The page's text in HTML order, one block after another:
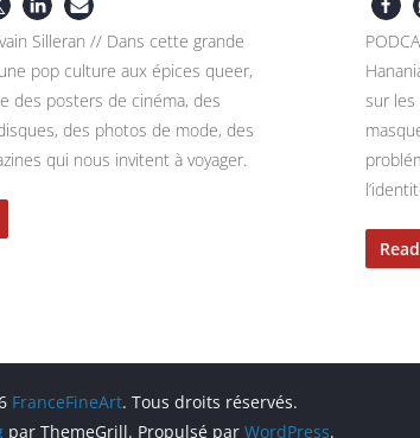
Silleran // Dans cette grande
pop culture aux épices queer,
des posters de cinéma, des
des photos de mode, des
qui nous invitent à voyager.
sur
FranceFineArt. Tous droits réservés.
par ThemeGrill. Propulsé par WordPress.